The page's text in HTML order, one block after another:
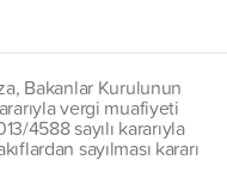
Bakanlar Kurulunun
vergi muafiyeti
4588 sayılı kararıyla
sayılması kararı